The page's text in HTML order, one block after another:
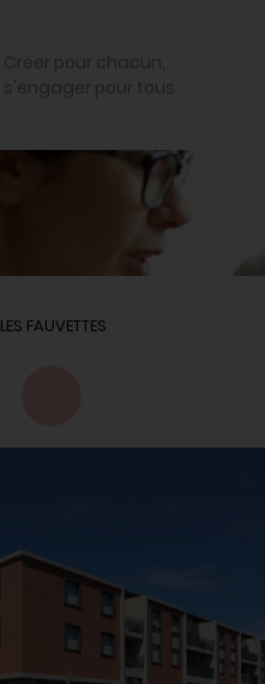
Créer pour chacun,
s'engager pour tous
LES FAUVETTES